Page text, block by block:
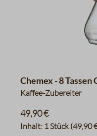
Chemex - 8
Kaffee-Zubereiter
Inhalt: 1 Stück(49,90
49,90 €